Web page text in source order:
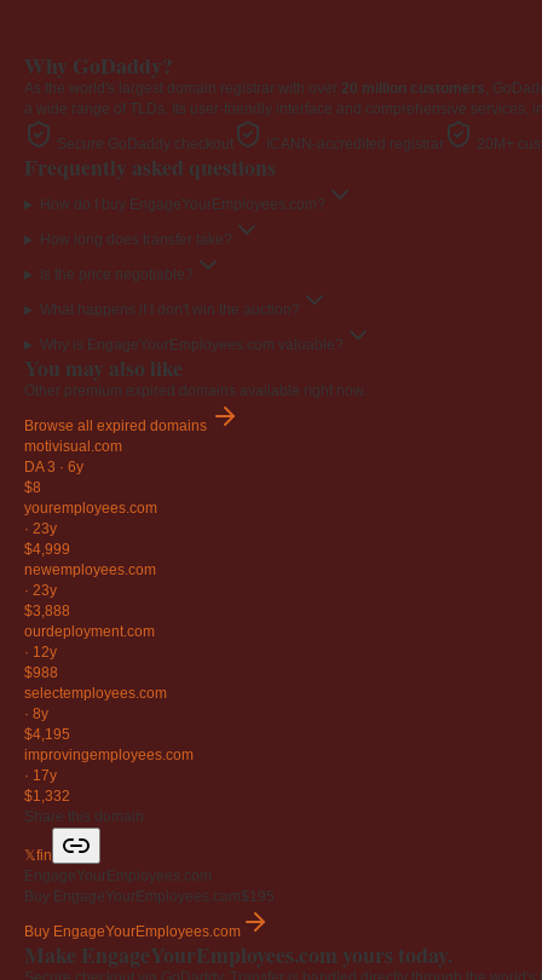
Why GoDaddy?
As the world's largest domain registrar with over 20 million customers,
a wide range of TLDs. Its user-friendly interface and comprehensive
Secure GoDaddy checkout ICANN-accredited registrar 20M+
Frequently asked questions
How do I buy EngageYourEmployees.com?
How long does transfer take?
Is the price negotiable?
What happens if I don't win the auction?
Why is EngageYourEmployees.com valuable?
You may also like
Other premium expired domains available right now.
Browse all expired domains
motivisual .com
DA 3 · 6y
$8
youremployees.com
· 23y
$4,999
newemployees.com
· 23y
$3,888
ourdeployment.com
· 12y
$988
selectemployees.com
· 8y
$4,195
improvingemployees.com
· 17y
$1,332
Share this domain
𝕏fin
EngageYourEmployees.com
Buy EngageYourEmployees.com$195
Buy EngageYourEmployees.com
Make EngageYourEmployees.com yours today.